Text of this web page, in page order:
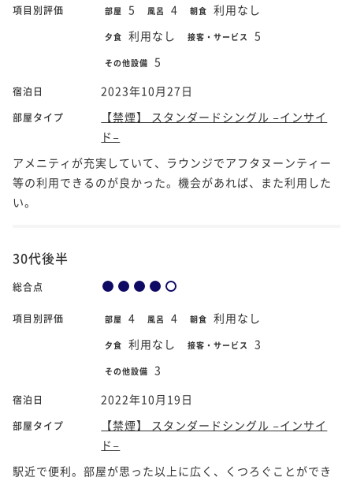
項目別評価 部屋 5 風呂 4 朝食 利用なし
夕食 利用なし 接客・サービス 5
その他設備 5
宿泊日 2023年10月27日
部屋タイプ
【禁煙】 スタンダードシングル −インサイ
ド−
アメニティが充実していて、ラウンジでアフタヌーンティー
等の利用できるのが良かった。機会があれば、また利用した
い。
30代後半
総合点
項目別評価 部屋 4 風呂 4 朝食 利用なし
夕食 利用なし 接客・サービス 3
その他設備 3
宿泊日 2022年10月19日
部屋タイプ
【禁煙】 スタンダードシングル −インサイ
ド−
駅近で便利。部屋が思った以上に広く、くつろぐことができ